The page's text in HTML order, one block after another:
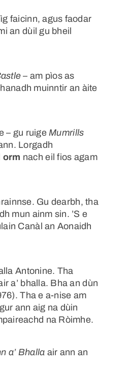
faicinn, agus faodar
an dùil gu bheil
– am pìos as
muinntir an àite
– gu ruigeMumrills
Lorgadh
orm nach eil fios agam
Gu dearbh, tha
mun ainm sin. ’S e
Canàl an Aonaidh
Antonine. Tha
a’ bhalla. Bha an dùn
Tha e a-nise am
ann aig na dùin
na Ròimhe.
a’ Bhalla air ann an